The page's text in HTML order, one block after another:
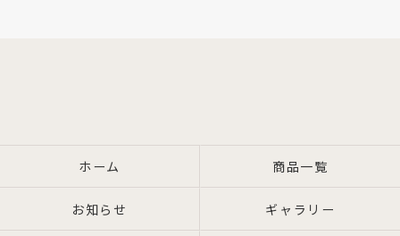
ホーム 商品一覧
お知らせ ギャラリー